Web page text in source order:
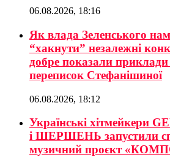
06.08.2026, 18:16
Як влада Зеленського
“хакнути” незалежні
добре показали приклади
переписок Стефанішиної
06.08.2026, 18:12
Українські хітмейкери
і ШЕРШЕНЬ запустили
музичний проєкт